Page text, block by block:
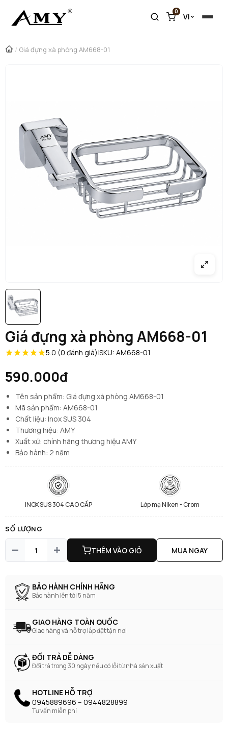
0
VI
/ Giá đựng xà phòng AM668-01
Giá đựng xà phòng AM668-01
5.0 (0 đánh giá)|SKU: AM668-01
590.000đ
Tên sản phẩm: Giá đựng xà phòng AM668-01
Mã sản phẩm: AM668-01
Chất liệu: Inox SUS 304
Thương hiệu: AMY
Xuất xứ: chính hãng thương hiệu AMY
Bảo hành: 2 năm
INOX SUS 304 CAO CẤP Lớp mạ Niken - Crom
SỐ LƯỢNG
THÊM VÀO GIỎ MUA NGAY
BẢO HÀNH CHÍNH HÃNG
Bảo hành lên tới 5 năm
GIAO HÀNG TOÀN QUỐC
Giao hàng và hỗ trợ lắp đặt tận nơi
ĐỔI TRẢ DỄ DÀNG
Đổi trả trong 30 ngày nếu có lỗi từ nhà sản xuất
HOTLINE HỖ TRỢ
0945889696 -- 0944828899
Tư vấn miễn phí